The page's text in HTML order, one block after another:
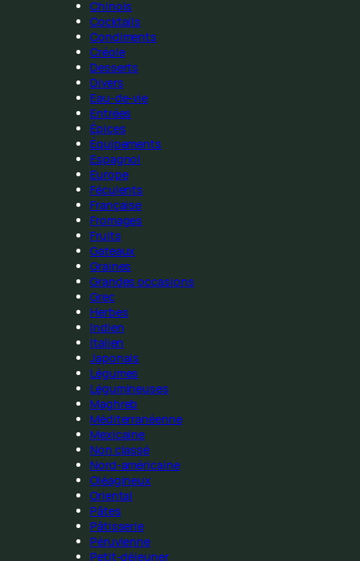
Chinois
Cocktails
Condiments
Créole
Desserts
Divers
Eau-de-vie
Entrées
Épices
Équipements
Espagnol
Europe
Féculents
Française
Fromages
Fruits
Gateaux
Graines
Grandes occasions
Grec
Herbes
Indien
Italien
Japonais
Légumes
Légumineuses
Maghreb
Méditerranéenne
Mexicaine
Non classé
Nord-américaine
Oléagineux
Oriental
Pâtes
Pâtisserie
Péruvienne
Petit-déjeuner